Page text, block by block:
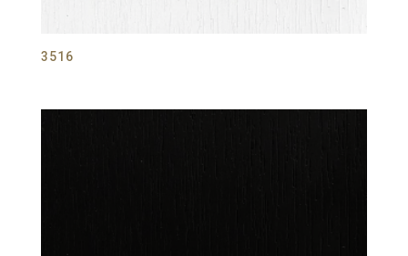
3516